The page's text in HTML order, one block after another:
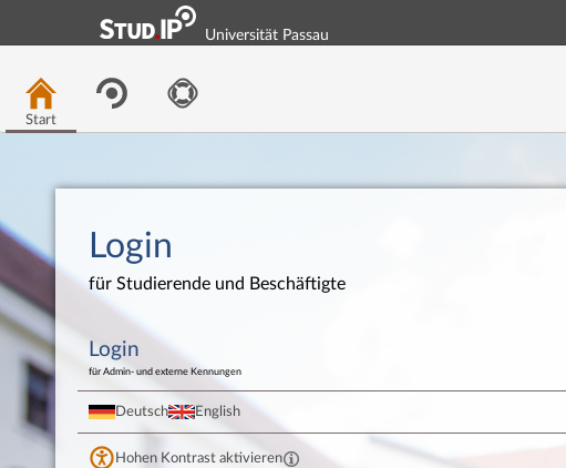
Universität Passau
Start
Login
für Studierende und Beschäftigte
Login
für Admin- und externe Kennungen
Deutsch English
Hohen Kontrast aktivieren